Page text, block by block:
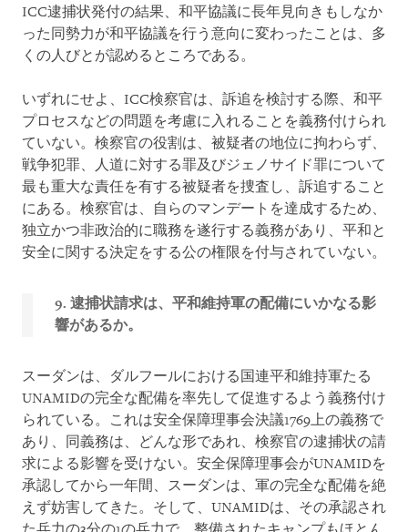
ICC逮捕状発付の結果、和平協議に長年見向きもしなか
った同勢力が和平協議を行う意向に変わったことは、多
くの人びとが認めるところである。
いずれにせよ、ICC検察官は、訴追を検討する際、和平
プロセスなどの問題を考慮に入れることを義務付けられ
ていない。検察官の役割は、被疑者の地位に拘わらず、
戦争犯罪、人道に対する罪及びジェノサイド罪について
最も重大な責任を有する被疑者を捜査し、訴追すること
にある。検察官は、自らのマンデートを達成するため、
独立かつ非政治的に職務を遂行する義務があり、平和と
安全に関する決定をする公の権限を付与されていない。
9. 逮捕状請求は、平和維持軍の配備にいかなる影
響があるか。
スーダンは、ダルフールにおける国連平和維持軍たる
UNAMIDの完全な配備を率先して促進するよう義務付け
られている。これは安全保障理事会決議1769上の義務で
あり、同義務は、どんな形であれ、検察官の逮捕状の請
求による影響を受けない。安全保障理事会がUNAMIDを
承認してから一年間、スーダンは、軍の完全な配備を絶
えず妨害してきた。そして、UNAMIDは、その承認され